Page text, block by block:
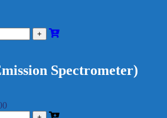
Spectrometer)